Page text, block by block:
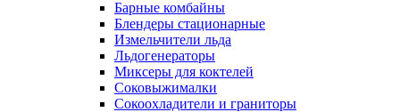
Барные комбайны
Блендеры стационарные
Измельчители льда
Льдогенераторы
Миксеры для коктелей
Соковыжималки
Сокоохладители и граниторы